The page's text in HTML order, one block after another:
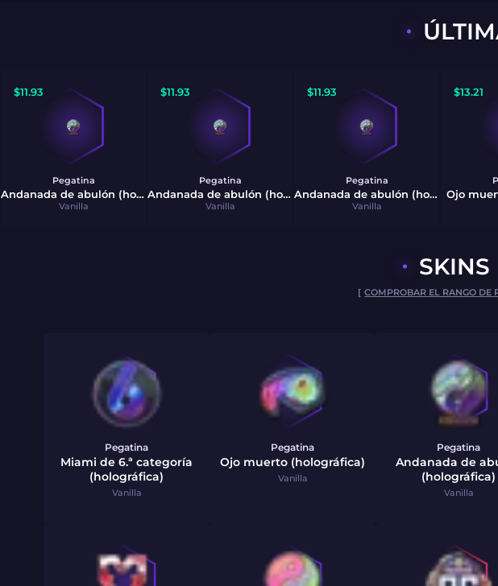
$11.93
Pegatina
Andanada de abulón (holográfica)
Vanilla
$11.93
Pegatina
Andanada de abulón (holográfica)
Vanilla
$11.93
Pegatina
Andanada de abulón (holográfica)
Vanilla
$13.21
Ojo
SKINS
[COMPROBAR EL RANGO DE
Pegatina
Miami de 6.ª categoría
(holográfica)
Vanilla
Pegatina
Ojo muerto (holográfica)
Vanilla
Pegatina
Andanada de
(holográfica)
Vanilla